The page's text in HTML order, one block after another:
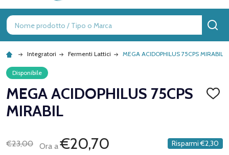
Ricerca
Integratori Fermenti Lattici MEGA ACIDOPHILUS 75CPS MIRABIL
Disponibile
MEGA ACIDOPHILUS 75CPS
MIRABIL
€23,00
Ora a€20,70 Risparmi €2,30